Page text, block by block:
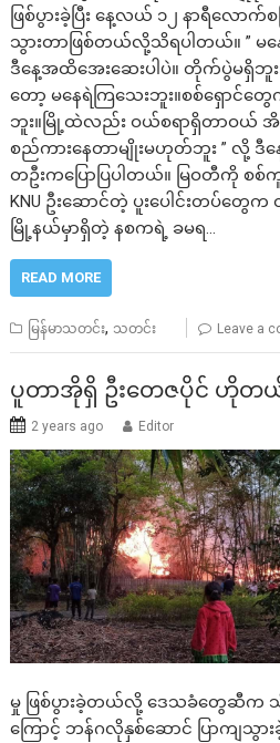
ဖြစ်ပွားခဲ့ပြီး နေ့လယ် ၁၂ နာရီလော
သွားတာဖြစ်တယ်လို့သိရပါတယ်။ ” မန
ဒီနေ့အထိအေးဆေးပါပဲ။ တိုက်ပွဲမရှိဘူ
တော့ မနေရဲကြသေးဘူး။စစ်ရှောင်တွ
ဘူး။မြို့ထဲလည်း ဝယ်စရာရှိတာဝယ် အိ
စည်ကားနေတာမျိုးမဟုတ်ဘူး ” လို့ ဒီ
တဦးကပြောပြပါတယ်။ မြဝတီကို စ
KNU ဦးဆောင်တဲ့ ပူးပေါင်းတပ်တွ
မြို့နယ်မှာရှိတဲ့ နစကရဲ့ ခမရ…
READ MORE
မြန်မာသတင်း, သတင်း Leave a
ပူတာအိုရှိ ဦးတေဇပိုင် ဟိုတ
2 years ago Editor
မှု ဖြစ်ပွားခဲ့တယ်လို့ ဒေသခံတွေဆီက
ကြောင့် ဘန်ဂလိုနှစ်ဆောင် ပြာကျသွားခဲ့